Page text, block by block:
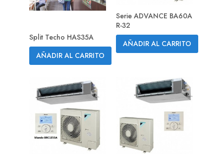
Split Techo HAS35A
AÑADIR AL CARRITO
Serie ADVANCE BA60A
R-32
AÑADIR AL CARRITO